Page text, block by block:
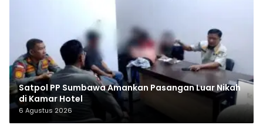
Satpol PP Sumbawa Amankan Pasangan Luar Nikah
di Kamar Hotel
6 Agustus 2026